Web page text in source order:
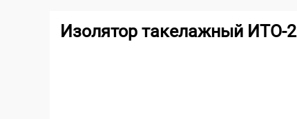
Изолятор такелажный ИТО-